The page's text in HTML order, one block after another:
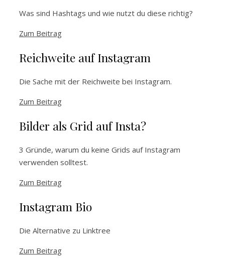
Was sind Hashtags und wie nutzt du diese richtig?
Zum Beitrag
Reichweite auf Instagram
Die Sache mit der Reichweite bei Instagram.
Zum Beitrag
Bilder als Grid auf Insta?
3 Gründe, warum du keine Grids auf Instagram
verwenden solltest.
Zum Beitrag
Instagram Bio
Die Alternative zu Linktree
Zum Beitrag